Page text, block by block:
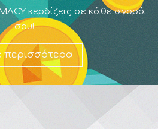
κερδίζεις σε κάθε αγορά
σου!
περισσότερα